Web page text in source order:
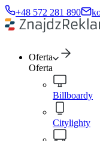
+48 572 281 890
Oferta
Oferta
Billboardy
Citylighty